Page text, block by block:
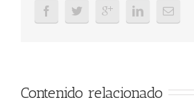
Contenido relacionado